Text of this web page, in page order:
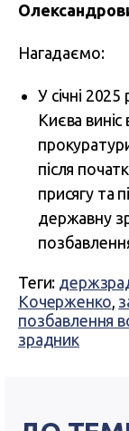
Нагадаємо:
У січні
Києва виніс
після
присягу та
державну
Теги:
Кочерженко,
позбавлення
зрадник